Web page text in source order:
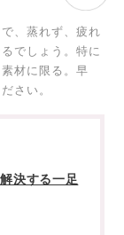
、蒸れず、疲れ
でしょう。特に
材に限る。早
さい。
決する一足